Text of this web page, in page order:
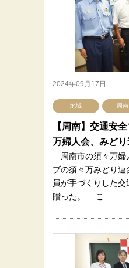
2024年09月17日
地域 周
【周南】交通安
万婦人会、みど
周南市の須々万婦
ブの須々万みどり
員が手づくりした
贈った。 こ...